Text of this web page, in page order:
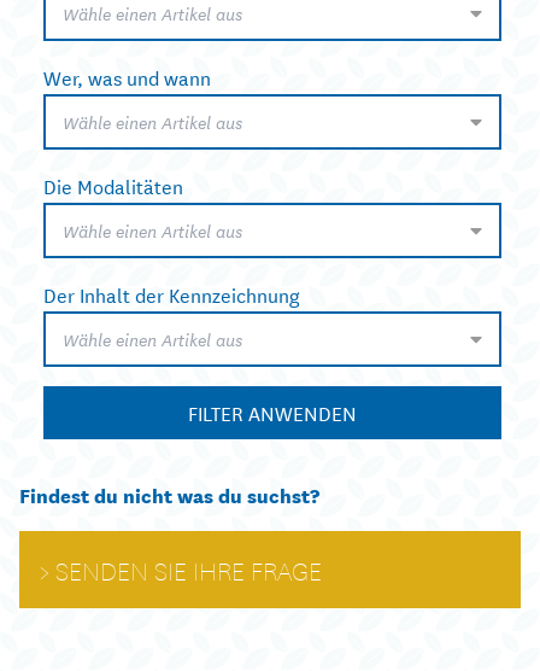
Wähle einen Artikel aus
Wer, was und wann
Wähle einen Artikel aus
Die Modalitäten
Wähle einen Artikel aus
Der Inhalt der Kennzeichnung
Wähle einen Artikel aus
FILTER ANWENDEN
Findest du nicht was du suchst?
SENDEN SIE IHRE FRAGE